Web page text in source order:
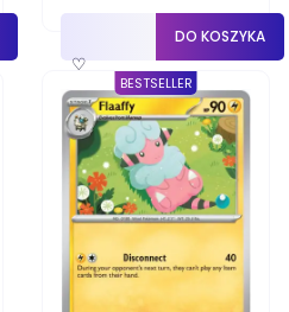
♡
DO KOSZYKA
BESTSELLER